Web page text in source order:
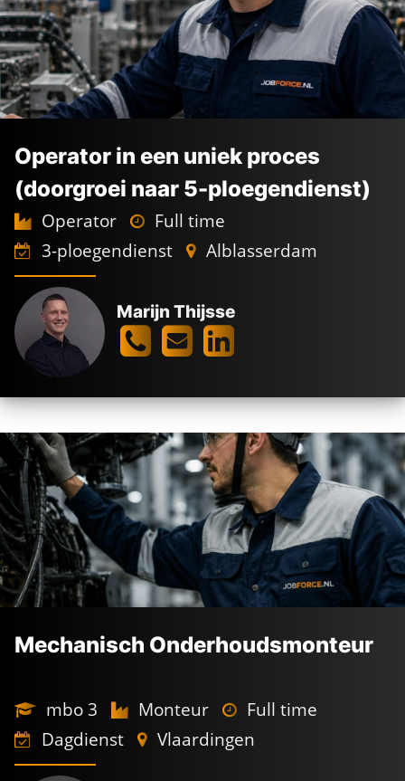
CHEMIE
VACATURES
De kracht achter
Industrie in onsDNA
Persoonlijk
geregeld
Operator in een uniek proces
(doorgroei naar 5-ploegendienst)
Operator
Full time
3-ploegendienst
Alblasserdam
Marijn Thijsse
Mechanisch Onderhoudsmonteur
mbo 3 Monteur
Full time
Dagdienst
Vlaardingen